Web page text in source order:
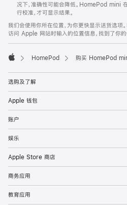
况下，准确性可能会降低。HomePod mini
行校准，才可显示结果。
我们会使用你所在位置，为你更快显示送货选项
访问 Apple 网站时输入的位置信息，找到了你的
HomePod 购买 HomePod
选购及了解
Apple 钱包
账户
娱乐
Apple Store 商店
商务应用
教育应用